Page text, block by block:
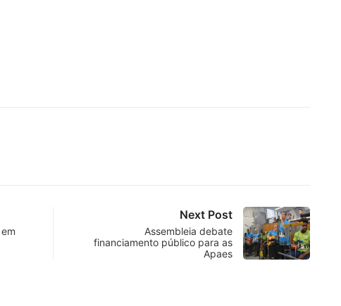
Next Post
Assembleia debate
financiamento público para as
Apaes